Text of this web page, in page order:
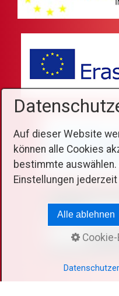
Auf dieser Website
können alle Cookies
bestimmte
Einstellungen jederzeit
Alle ablehnen